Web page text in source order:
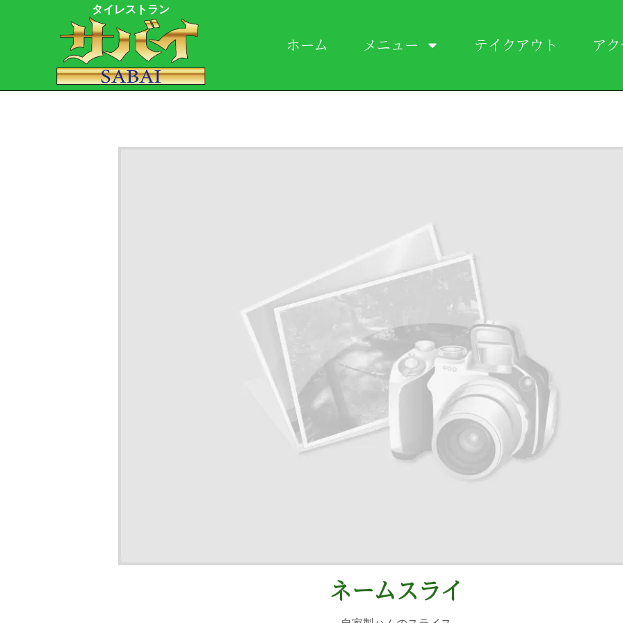
タイレストラン
ホーム メニュー テイクアウト ア
ネームスライ